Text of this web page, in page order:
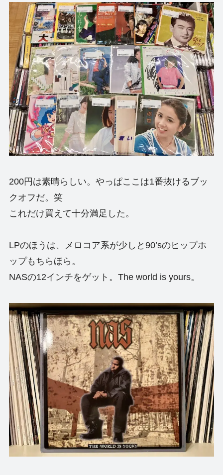
200円は素晴らしい。やっぱここは1番抜けるブッ
クオフだ。笑
これだけ買えて十分満足した。
LPのほうは、メロコア系が少しと90’sのヒップホ
ップもちらほら。
NASの12インチをゲット。The world is yours。